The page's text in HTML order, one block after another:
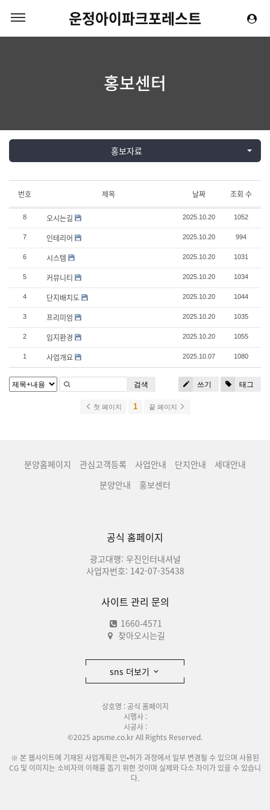
운정아이파크포레스트
홍보센터
홍보자료
번호 제목 날짜 조회 수
8 오시는길 2025.10.20 1052
7 인테리어 2025.10.20 994
6 시스템 2025.10.20 1031
5 커뮤니티 2025.10.20 1034
4 단지배치도 2025.10.20 1044
3 프리미엄 2025.10.20 1035
2 입지환경 2025.10.20 1055
1 사업개요 2025.10.07 1080
쓰기 태그
검색
첫 페이지 1 끝 페이지
분양홈페이지 관심고객등록 사업안내 단지안내
세대안내
분양안내
홍보센터
공식 홈페이지
광고대행: 우진인터내셔널
사업자번호: 142-07-35438
사이트 관리 문의
1660-4571
찾아오시는길
sns 더보기
상호명 : 공식 홈페이지
시행사 :
시공사 :
©2025 apsme.co.kr All Rights Reserved.
※ 본 웹사이트에 기재된 사업계획은 인•허가 과정에서 일부 변경될 수 있으며 사용된
CG 및 이미지는 소비자의 이해를 돕기 위한 것이며 실제와 다소 차이가 있을 수 있습니
다.